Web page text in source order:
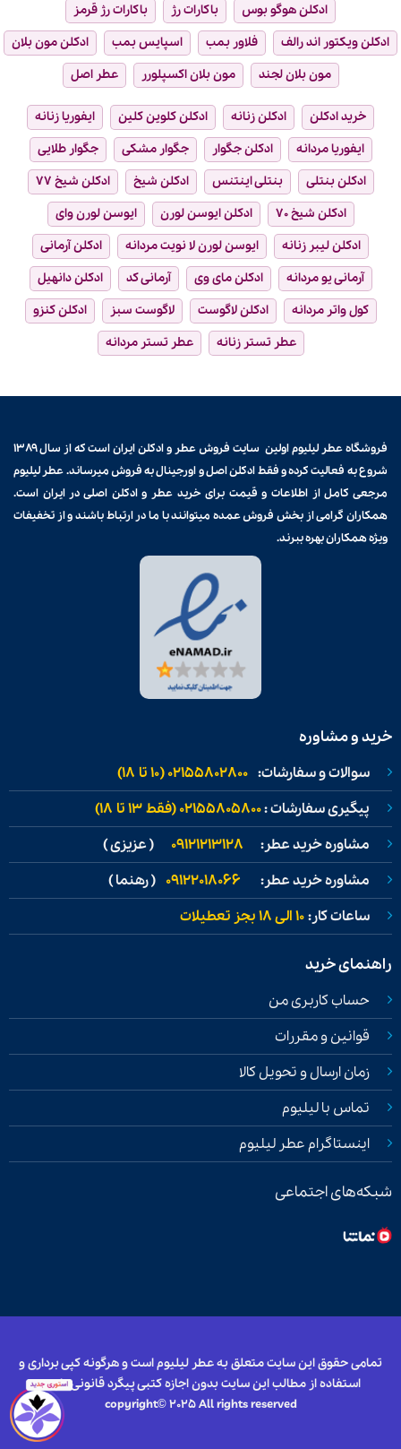
ادکلن هوگو بوس
باکارات رژ
باکارات رژ قرمز
ادکلن ویکتور اند رالف
فلاور بمب اسپایس بمب
ادکلن مون بلان
مون بلان لجند
مون بلان اکسپلورر عطر اصل
خرید ادکلن ادکلن زنانه ادکلن کلوین کلین
ایفوریا زنانه
ایفوریا مردانه
ادکلن جگوار جگوار مشکی
جگوار طلایی
ادکلن بنتلی
بنتلی اینتنس ادکلن شیخ
ادکلن شیخ ۷۷
ادکلن شیخ ۷۰
ادکلن ایوسن لورن
ایوسن لورن وای
ادکلن لیبر زنانه
ایوسن لورن لا نویت مردانه
ادکلن آرمانی
آرمانی یو مردانه
ادکلن مای وی آرمانی کد
ادکلن دانهیل
کول واتر مردانه
ادکلن لاگوست لاگوست سبز
ادکلن کنزو
عطر تستر زنانه
عطر تستر مردانه
فروشگاه عطر لیلیوم اولین سایت فروشعطر و ادکلن
ایران است که از سال ۱۳۸۹
شروع به فعالیت کرده و فقط ادکلن اصل و اورجینال به فروش میرساند. عطر لیلیوم
مرجعی کامل از اطلاعات و قیمت برایخرید عطر و ادکلن اصلی در ایران است.
همکاران گرامی از بخش فروش عمده میتوانند با ما در ارتباط باشند و از تخفیفات
ویژه همکاران بهره ببرند.
خرید و مشاوره
سوالات و سفارشات: 02155802800 (۱۰ تا ۱۸)
پیگیری سفارشات :02155805800 (فقط ۱۳ تا ۱۸)
مشاوره خرید عطر: 09121213128 ( عزیزی )
مشاوره خرید عطر: 09122018066 ( رهنما )
ساعات کار:۱۰ الی ۱۸ بجز تعطیلات
راهنمای خرید
حساب کاربری من
قوانین و مقررات
زمان ارسال و تحویل کالا
تماس با لیلیوم
اینستاگرام عطر لیلیوم
شبکه‌های اجتماعی
تمامی حقوق این سایت متعلق به عطر لیلیوم است و هرگونه کپی برداری و
استفاده از مطالب این سایت بدون اجازه کتبی پیگرد قانونی دارد.
copyright© 2025 All rights reserved